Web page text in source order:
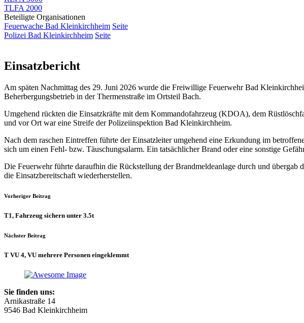
TLFA 2000
Beteiligte Organisationen
Feuerwache Bad Kleinkirchheim Seite
Polizei Bad Kleinkirchheim Seite
Einsatzbericht
Am späten Nachmittag des 29. Juni 2026 wurde die Freiwillige Feuerwehr Bad
Beherbergungsbetrieb in der Thermenstraße im Ortsteil Bach.
Umgehend rückten die Einsatzkräfte mit dem Kommandofahrzeug (KDOA), dem
und vor Ort war eine Streife der Polizeiinspektion Bad Kleinkirchheim.
Nach dem raschen Eintreffen führte der Einsatzleiter umgehend eine Erkundung im
sich um einen Fehl- bzw. Täuschungsalarm. Ein tatsächlicher Brand oder eine sonstige
Die Feuerwehr führte daraufhin die Rückstellung der Brandmeldeanlage durch und
die Einsatzbereitschaft wiederherstellen.
Vorheriger Beitrag
T1, Fahrzeug sichern unter 3.​5t
Nächster Beitrag
T VU 4, VU mehrere Personen eingeklemmt
Sie finden uns:
Arnikastraße 14
9546 Bad Kleinkirchheim